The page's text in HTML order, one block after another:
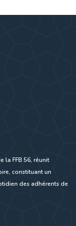
la FFB 56, réunit
constituant un
des adhérents de